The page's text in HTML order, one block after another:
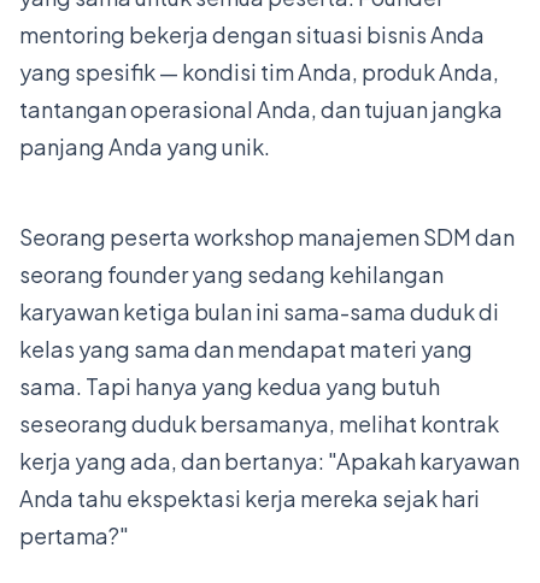
mentoring bekerja dengan situasi bisnis Anda
yang spesifik — kondisi tim Anda, produk Anda,
tantangan operasional Anda, dan tujuan jangka
panjang Anda yang unik.
Seorang peserta workshop manajemen SDM dan
seorang founder yang sedang kehilangan
karyawan ketiga bulan ini sama-sama duduk di
kelas yang sama dan mendapat materi yang
sama. Tapi hanya yang kedua yang butuh
seseorang duduk bersamanya, melihat kontrak
kerja yang ada, dan bertanya: "Apakah karyawan
Anda tahu ekspektasi kerja mereka sejak hari
pertama?"